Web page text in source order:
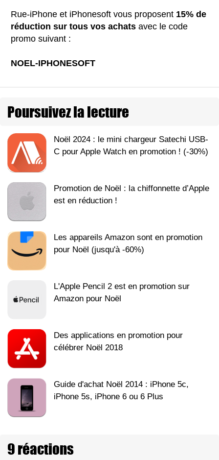
Rue-iPhone et iPhonesoft vous proposent 15% de
réduction sur tous vos achats avec le code
promo suivant :
NOEL-IPHONESOFT
Poursuivez la lecture
Noël 2024 : le mini chargeur Satechi USB-
C pour Apple Watch en promotion ! (-30%)
Promotion de Noël : la chiffonnette d’Apple
est en réduction !
Les appareils Amazon sont en promotion
pour Noël (jusqu'à -60%)
L'Apple Pencil 2 est en promotion sur
Amazon pour Noël
Des applications en promotion pour
célébrer Noël 2018
Guide d'achat Noël 2014 : iPhone 5c,
iPhone 5s, iPhone 6 ou 6 Plus
9 réactions